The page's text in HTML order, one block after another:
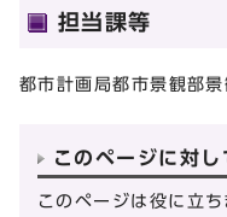
担当課等
都市計画局都市景観部
このページに対
このページは役に立ち